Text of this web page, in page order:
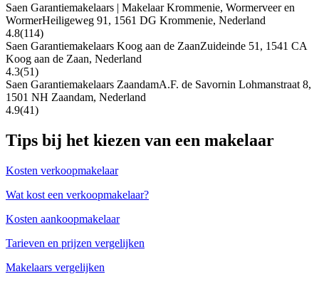
Saen Garantiemakelaars | Makelaar Krommenie, Wormerveer en
WormerHeiligeweg 91, 1561 DG Krommenie, Nederland
4.8(114)
Saen Garantiemakelaars Koog aan de ZaanZuideinde 51, 1541 CA
Koog aan de Zaan, Nederland
4.3(51)
Saen Garantiemakelaars ZaandamA.F. de Savornin Lohmanstraat 8,
1501 NH Zaandam, Nederland
4.9(41)
Tips bij het kiezen van een makelaar
Kosten verkoopmakelaar
Wat kost een verkoopmakelaar?
Kosten aankoopmakelaar
Tarieven en prijzen vergelijken
Makelaars vergelijken